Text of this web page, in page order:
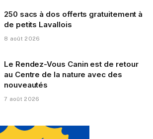
250 sacs à dos offerts gratuitement à
de petits Lavallois
8 août 2026
Le Rendez-Vous Canin est de retour
au Centre de la nature avec des
nouveautés
7 août 2026